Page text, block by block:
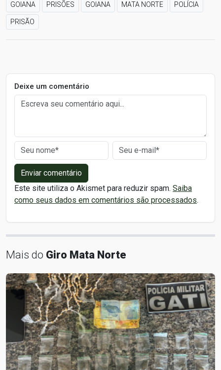
GOIANA PRISÕES GOIANA MATA NORTE POLÍCIA
PRISÃO
Deixe um comentário
Enviar comentário
Este site utiliza o Akismet para reduzir spam. Saiba
como seus dados em comentários são processados.
Mais do Giro Mata Norte